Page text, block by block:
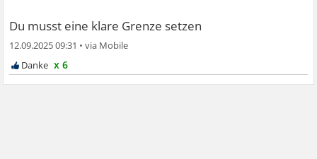
Du musst eine klare Grenze setzen
12.09.2025 09:31 •
x 6